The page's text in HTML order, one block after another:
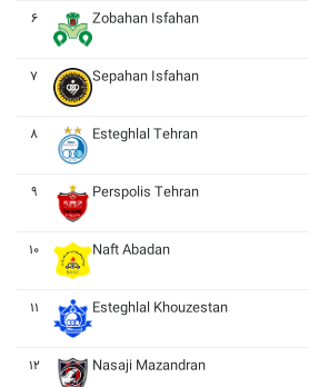
۶ Zobahan Isfahan
۷ Sepahan Isfahan
۸ Esteghlal Tehran
۹ Perspolis Tehran
۱۰ Naft Abadan
۱۱ Esteghlal Khouzestan
۱۲ Nasaji Mazandran